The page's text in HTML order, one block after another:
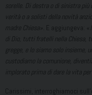
sorelle. Di destra o di sinistra più
verità o a solisti della novità
madre Chiesa». E aggiungeva: «
di Dio, tutti fratelli nella Chiesa,
gregge, e lo siamo solo insieme,
custodiamo la comunione,
implorato prima di dare la vita per
Carissimi, interroghiamoci